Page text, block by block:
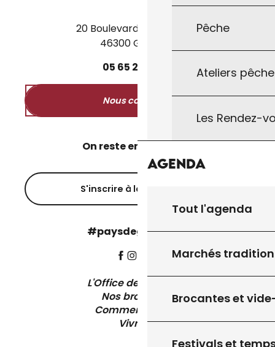
Pêche
Ateliers
Les Rendez-
Agenda
Tout l'agenda
Marchés
Brocantes et
Festivals et
20 Boulevard des Martyrs
46300 Gourdon
05 65 27
Nous contacter
On reste en contact ?
S'inscrire à la newsletter
#paysdegourdon !
L'Office de Tourisme
Nos brochures
Comment venir ?
Vivre ici